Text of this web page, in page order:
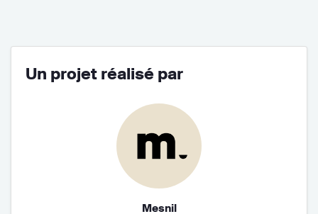
Un projet réalisé par
Mesnil